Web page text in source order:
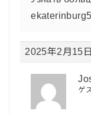
2025年2月15
ゲ